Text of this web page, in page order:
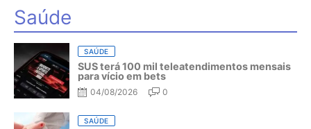
Saúde
SAÚDE
SUS terá 100 mil teleatendimentos mensais
para vício em bets
04/08/2026 0
SAÚDE